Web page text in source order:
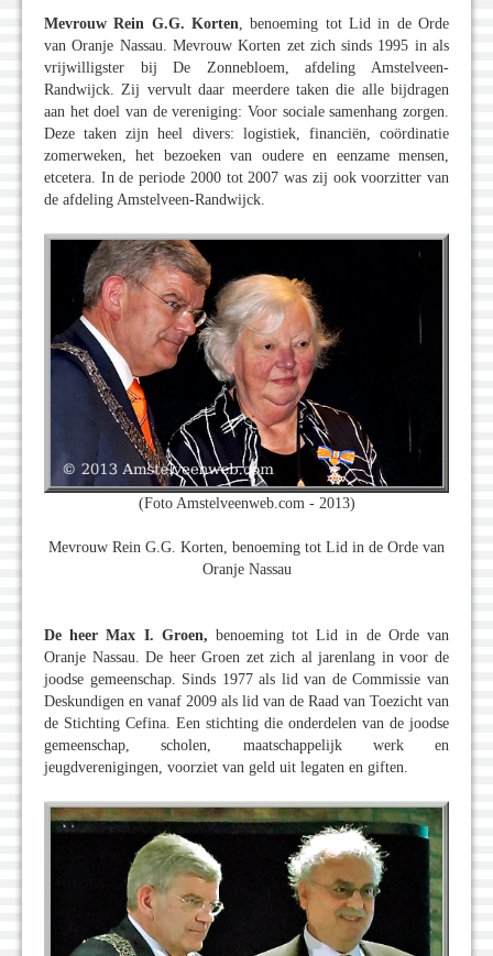
Mevrouw Rein G.G. Korten, benoeming tot Lid in de Orde
van Oranje Nassau. Mevrouw Korten zet zich sinds 1995 in als
vrijwilligster bij De Zonnebloem, afdeling Amstelveen-
Randwijck. Zij vervult daar meerdere taken die alle bijdragen
aan het doel van de vereniging: Voor sociale samenhang zorgen.
Deze taken zijn heel divers: logistiek, financiën, coördinatie
zomerweken, het bezoeken van oudere en eenzame mensen,
etcetera. In de periode 2000 tot 2007 was zij ook voorzitter van
de afdeling Amstelveen-Randwijck.
(Foto Amstelveenweb.com - 2013)
Mevrouw Rein G.G. Korten, benoeming tot Lid in de Orde van
Oranje Nassau
De heer Max I. Groen, benoeming tot Lid in de Orde van
Oranje Nassau. De heer Groen zet zich al jarenlang in voor de
joodse gemeenschap. Sinds 1977 als lid van de Commissie van
Deskundigen en vanaf 2009 als lid van de Raad van Toezicht van
de Stichting Cefina. Een stichting die onderdelen van de joodse
gemeenschap, scholen, maatschappelijk werk en
jeugdverenigingen, voorziet van geld uit legaten en giften.